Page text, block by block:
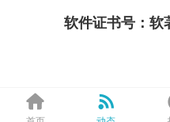
软件证书号：软
 